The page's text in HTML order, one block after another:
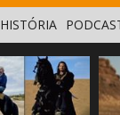
HISTÓRIA